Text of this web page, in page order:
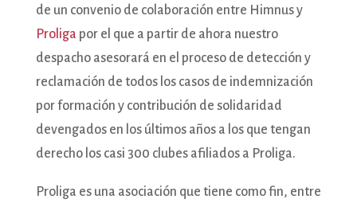
de un convenio de colaboración entre Himnus y
Proliga por el que a partir de ahora nuestro
despacho asesorará en el proceso de detección y
reclamación de todos los casos de indemnización
por formación y contribución de solidaridad
devengados en los últimos años a los que tengan
derecho los casi 300 clubes afiliados a Proliga.
Proliga es una asociación que tiene como fin, entre